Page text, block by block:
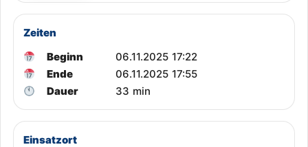
Zeiten
Beginn
06.11.2025 17:22
Ende
06.11.2025 17:55
Dauer
33 min
Einsatzort